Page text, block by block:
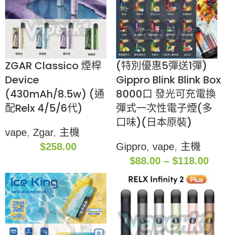
ZGAR Classico 煙桿
Device
(430mAh/8.5w) (通
配Relx 4/5/6代)
vape, Zgar, 主機
$258.00
(特別優惠5彈送1彈)
Gippro Blink Blink Box
8000口 發光可充電換
彈式一次性電子煙(多
口味)(日本原裝)
Gippro, vape, 主機
$88.00 – $118.00